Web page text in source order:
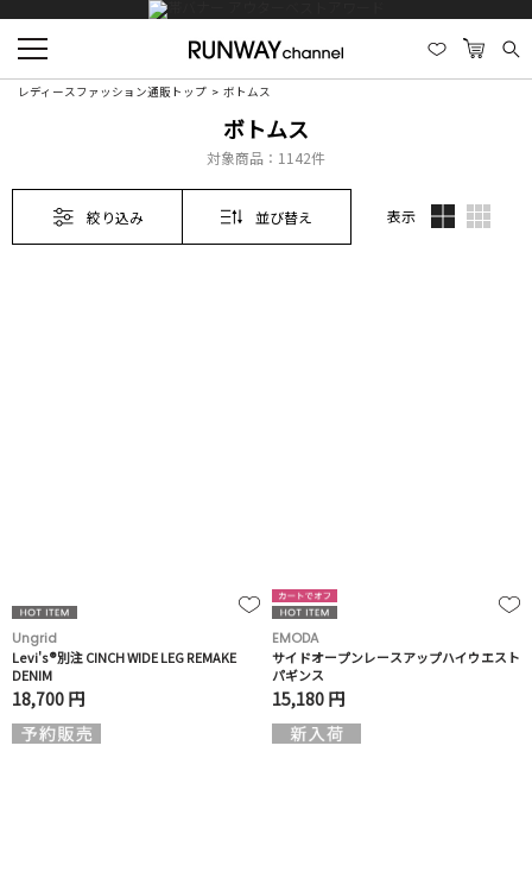
レディースファッション通販トップ ボトムス
ボトムス
対象商品： 1142件
絞り込み 並び替え 表示
Ungrid
Levi's®別注 CINCH WIDE LEG REMAKE
DENIM
18,700 円
EMODA
サイドオープンレースアップハイウエスト
パギンス
15,180 円